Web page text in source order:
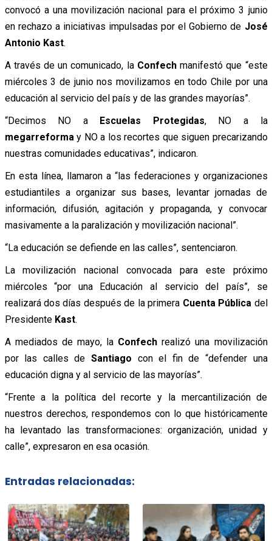
convocó a una movilización nacional para el próximo 3 junio
en rechazo a iniciativas impulsadas por el Gobierno de José
Antonio Kast.
A través de un comunicado, la Confechmanifestó que “este
miércoles 3 de junio nos movilizamos en todo Chile por una
educación al servicio del país y de las grandes mayorías”.
“Decimos NO a Escuelas Protegidas, NO a la
megarreforma y NO a los recortes que siguen precarizando
nuestras comunidades educativas”, indicaron.
En esta línea, llamaron a “las federaciones y organizaciones
estudiantiles a organizar sus bases, levantar jornadas de
información, difusión, agitación y propaganda, y convocar
masivamente a la paralización y movilización nacional”.
“La educación se defiende en las calles”, sentenciaron.
La movilización nacional convocada para este próximo
miércoles “por una Educación al servicio del país”, se
realizará dos días después de la primera Cuenta Pública del
Presidente Kast.
A mediados de mayo, la Confech realizó una movilización
por las calles de Santiago con el fin de “defender una
educación digna y al servicio de las mayorías”.
“Frente a la política del recorte y la mercantilización de
nuestros derechos, respondemos con lo que históricamente
ha levantado las transformaciones: organización, unidad y
calle”, expresaron en esa ocasión.
Entradas relacionadas: